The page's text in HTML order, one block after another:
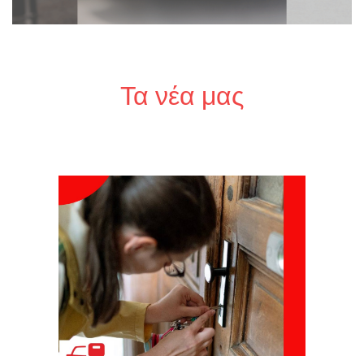
Τα νέα μας